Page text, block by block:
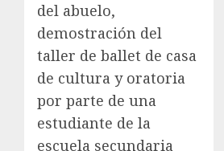
del abuelo,
demostración del
taller de ballet de casa
de cultura y oratoria
por parte de una
estudiante de la
escuela secundaria